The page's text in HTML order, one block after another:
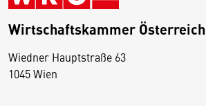
Wirtschaftskammer Österreich
Wiedner Hauptstraße 63
1045 Wien
D